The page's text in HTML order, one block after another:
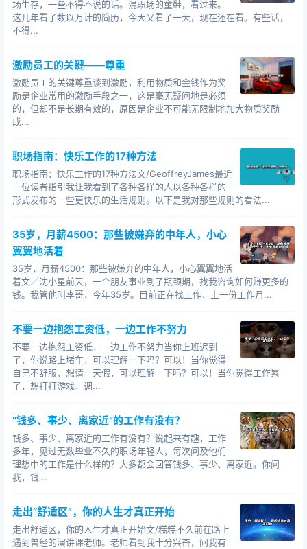
尤其是办公室政治气氛浓郁的大公司，你的本事是次
要的，你的站队才是主要的。如果是人浮于事的那种公
最多一个exit interview，找老板大幅加薪那才是麻烦事，
多一事不如少一事。
第五、给你加薪，加多少？
红，搞得团队人心不稳，那又何必。搜索微信“销售总监”进
行添加！更何况，许多公司对升职加薪都有严格的规章，
除非你升职，否则在原职上的加薪幅度也有可能是限定
的，甚至原职的薪水上限都有限制。给你加薪加少了，还
这个事情多麻烦，还不如你走人算了。
某业内人则这样分析：
1、一个薪资体制健全的公司给到你薪资的水平及薪资
决定的，在同岗位原本薪资水平的基础上微调取决于你在
入职面试时的发挥及boss对你的预期期望值。
2、入职时公司一般会和员工签署薪资保密协议，可在
实操过程中，哪个岗位多少薪水在公司里只是大家心里都
3、每个人现在所拿的薪水水平一定会低于你目前真正
所值的“价格”，不然在试用期的时候，公司就可以以各种理
由pass你。
1、新老板对你的面试比较满意，对你的期望值高的情
况下，可以给到你目前较为满意的薪资水平。
场生存，一些不得不说的话。混职场的童鞋，看过来。
这几年看了数以万计的简历，今天又看了一天，现在还在看。有些话，
不得...
激励员工的关键——尊重
激励员工的关键尊重谈到激励，利用物质和金钱作为奖
励是企业常用的激励手段之一，这是毫无疑问地是必须
的，但却不是长期有效的，原因是企业不可能无限制地加大物质奖励
成...
职场指南：快乐工作的17种方法
职场指南：快乐工作的17种方法文/GeoffreyJames最近
一位读者指引我让我看到了各种各样的人以各种各样的
形式发布的一些更快乐的生活规则。以下是我对那些规则的看法...
35岁，月薪4500：那些被嫌弃的中年人，小心
翼翼地活着
35岁，月薪4500：那些被嫌弃的中年人，小心翼翼地活
着文／沈小星前天，一个朋友事业到了瓶颈期，找我咨询如何赚更多的
钱。我管他叫李哥，今年35岁。目前正在找工作，上一份工作月...
不要一边抱怨工资低，一边工作不努力
不要一边抱怨工资低，一边工作不努力当你上班迟到
了，你说路上堵车，可以理解一下吗？可以！当你觉得
自己不舒服，想请一天假，可以理解一下吗？可以！当你觉得工作累
了，想打打游戏，调...
“钱多、事少、离家近”的工作有没有？
钱多、事少、离家近的工作有没有？说起来有趣，工作
多年，见过无数毕业不久的职场年轻人，每次问及他们
理想中的工作是什么样的？大多都会回答钱多、事少、离家近。你问
我，钱...
走出“舒适区”，你的人生才真正开始
走出舒适区，你的人生才真正开始文/糕糕不久前在路上
遇到曾经的演讲课老师。老师看到我十分兴奋，问我有